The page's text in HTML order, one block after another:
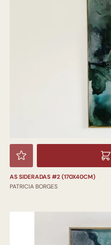
AS SIDERADAS #2 (170X40CM)
PATRICIA BORGES